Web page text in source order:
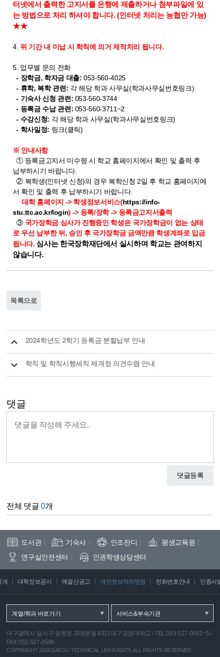
터넷에서 출력한 고지서를 은행에 제출하거나 첨부파일에 있
는 방법으로 처리 하셔야 합니다. (인터넷 처리는 농협만 가능)
★★
4. 위 기간 내 미납 시 학칙에 의거 제적처리 됩니다.
5. 업무별 문의 전화
- 장학금, 학자금 대출: 053-560-4025
- 휴학, 복학 관련: 각 해당 학과 사무실(학과사무실번호링크)
- 기숙사 신청 관련: 053-560-3744
- 등록금 수납 관련: 053-560-3711~2
- 수강신청: 각 해당 학과 사무실(학과사무실번호링크)
- 학사일정: 링크(클릭)
※ 안내사항
① 등록금고지서 미수령 시 학교 홈페이지에서 확인 및 출력 후
납부하시기 바랍니다.
② 복학생(인터넷 신청)의 경우 복학신청 2일 후 학교 홈페이지에
서 확인 및 출력 후 납부하시기 바랍니다.
대학 홈페이지 -> 학생정보서비스(https://info-
stu.ttc.ac.kr/login) -> 등록/장학 -> 등록금고지서출력
③ 국가장학금 심사가 진행중인 학생은 국가장학금이 없는 상태
로 우선 납부한 뒤, 승인 후 국가장학금 금액만큼 학생계좌로 입금
됩니다. 심사는 한국장학재단에서 실시하며 학교는 관여하지
않습니다.
목록으로
2024학년도 2학기 등록금 분할납부 안내
학칙 및 학칙시행세칙 제개정 의견수렴 안내
댓글
댓글등록
전체 댓글0개
도서관 기숙사 인조잔디
평생교육원
연구실안전센터
인권학생상담센터
개 대학정보공시 예결산공고 개인정보처리방침 전화번호안내 인증서
대구광역시 달서구 송현로 205(본동 831) 대구공업대학교 /TEL 053-527-0501~5/
FAX 053-527-0506
COPYRIGHT 2018 DAEGU TECHNICAL UNIVERSITY, ALL RIGHTS RESERVED.
계열/학과 바로가기 서비스&부속기관